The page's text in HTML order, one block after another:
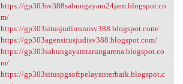
https://gp303sv388sabungayam24jam.blogspot.co
m/
https://gp303situsjudiresmisv388.blogspot.com/
https://gp303agensitusjudisv388.blogspot.com/
https://gp303sabungayamtarungarena.blogspot.co
m/
https://gp303situspgsoftpelayanterbaik.blogspot.c